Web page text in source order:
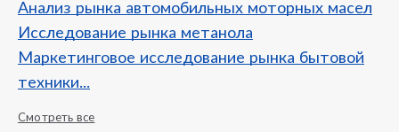
Анализ рынка автомобильных моторных масел
Исследование рынка метанола
Маркетинговое исследование рынка бытовой
техники...
Смотреть все